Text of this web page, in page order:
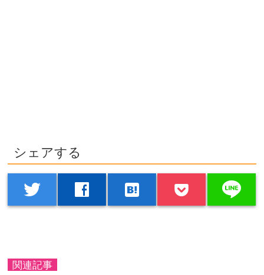
シェアする
twitter facebook hatenabookmark line
関連記事